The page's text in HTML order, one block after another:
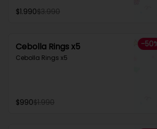
$1.990$3.990
-50
Cebolla Rings x5
Cebolla Rings x5
$990$1.990